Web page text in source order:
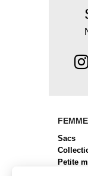
FEMME
Sacs
Petite